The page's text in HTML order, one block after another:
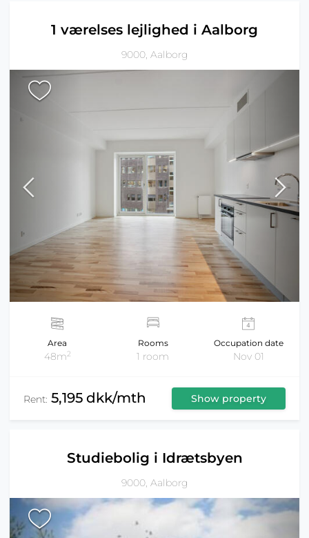
1 værelses lejlighed i Aalborg
9000, Aalborg
Area
48m2
Rooms
1 room
Occupation date
Nov 01
Rent: 5,195 dkk/mth Show property
Studiebolig i Idrætsbyen
9000, Aalborg